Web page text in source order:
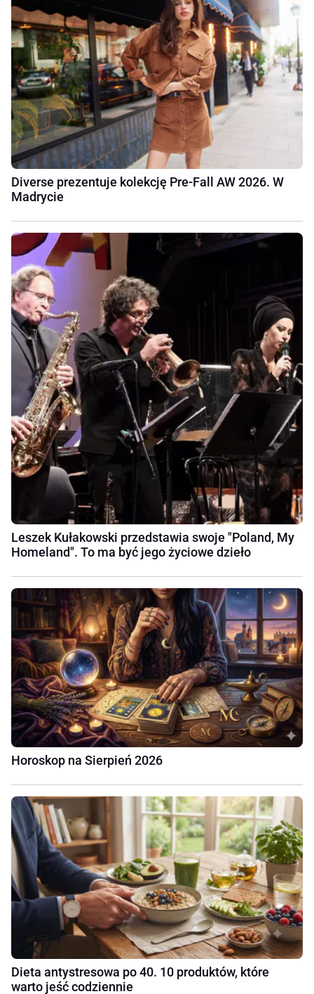
Diverse prezentuje kolekcję Pre-Fall AW 2026. W
Madrycie
Leszek Kułakowski przedstawia swoje "Poland, My
Homeland". To ma być jego życiowe dzieło
Horoskop na Sierpień 2026
Dieta antystresowa po 40. 10 produktów, które
warto jeść codziennie